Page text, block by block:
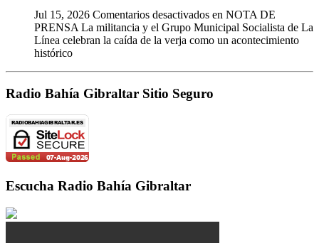
Jul 15, 2026 Comentarios desactivados en NOTA DE
PRENSA La militancia y el Grupo Municipal Socialista de La
Línea celebran la caída de la verja como un acontecimiento
histórico
Radio Bahía Gibraltar Sitio Seguro
Escucha Radio Bahía Gibraltar